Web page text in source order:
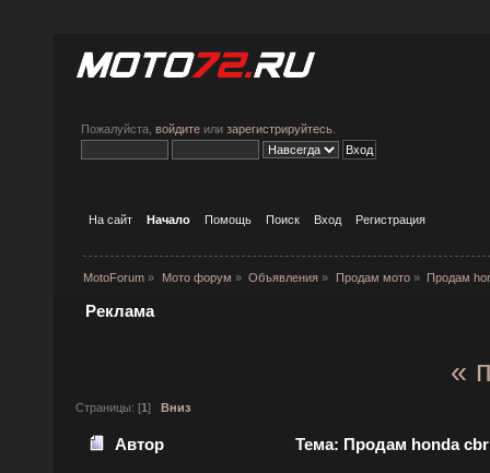
Пожалуйста, войдите или зарегистрируйтесь
На сайт Начало Помощь Поиск Вход Регистрация
MotoForum » Мото форум » Объявления » Продам мото» Продам
Реклама
«
Страницы: [1] Вниз
Автор Тема: Продам honda cbr